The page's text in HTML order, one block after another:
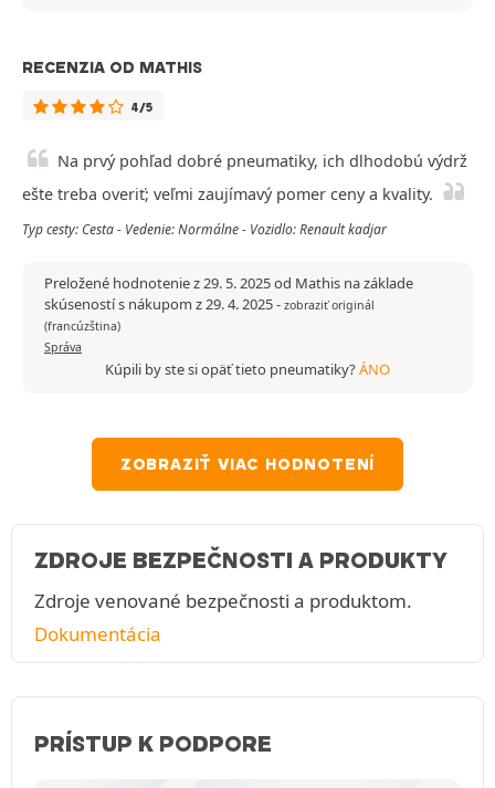
RECENZIA OD MATHIS
4/5
Na prvý pohľad dobré pneumatiky, ich dlhodobú výdrž
ešte treba overiť; veľmi zaujímavý pomer ceny a kvality.
Typ cesty: Cesta - Vedenie: Normálne - Vozidlo: Renault kadjar
Preložené hodnotenie z 29. 5. 2025 od Mathis na základe
skúseností s nákupom z 29. 4. 2025- zobraziť originál
(francúzština)
Správa
Kúpili by ste si opäť tieto pneumatiky?ÁNO
ZOBRAZIŤ VIAC HODNOTENÍ
ZDROJE BEZPEČNOSTI A PRODUKTY
Zdroje venované bezpečnosti a produktom.
Dokumentácia
PRÍSTUP K PODPORE